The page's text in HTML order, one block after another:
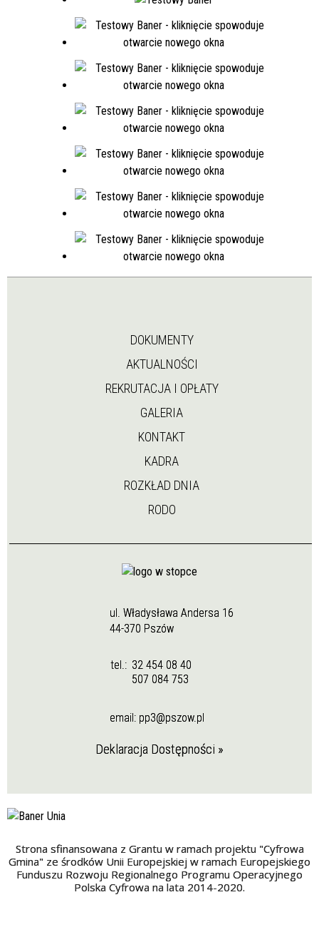
DOKUMENTY
AKTUALNOŚCI
REKRUTACJA I OPŁATY
GALERIA
KONTAKT
KADRA
ROZKŁAD DNIA
RODO
ul. Władysława Andersa 16
44-370 Pszów
tel.: 32 454 08 40
507 084 753
email: pp3@pszow.pl
Deklaracja Dostępności »
Strona sfinansowana z Grantu w ramach projektu "Cyfrowa
Gmina" ze środków Unii Europejskiej w ramach Europejskiego
Funduszu Rozwoju Regionalnego Programu Operacyjnego
Polska Cyfrowa na lata 2014-2020.